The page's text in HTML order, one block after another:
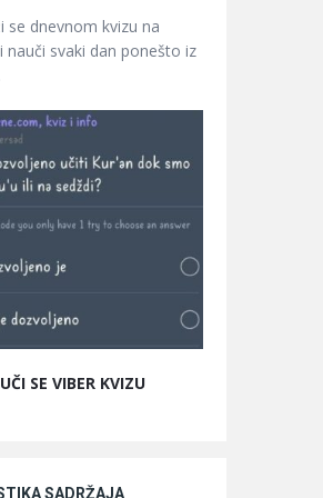
se dnevnom kvizu na
nauči svaki dan ponešto iz
SE VIBER KVIZU
SADRŽAJA